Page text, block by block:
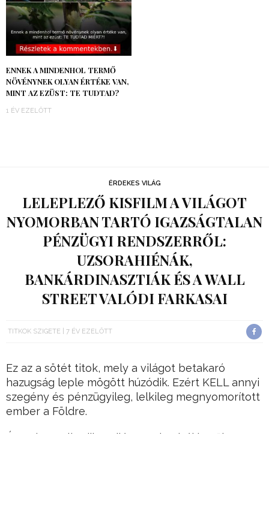
ENNEK A MINDENHOL TERMŐ
NÖVÉNYNEK OLYAN ÉRTÉKE VAN,
MINT AZ EZÜST: TE TUDTAD?
1 ÉV EZELŐTT
ÉRDEKES VILÁG
LELEPLEZŐ KISFILM A VILÁGOT
NYOMORBAN TARTÓ IGAZSÁGTALAN
PÉNZÜGYI RENDSZERRŐL:
UZSORAHIÉNÁK,
BANKÁRDINASZTIÁK ÉS A WALL
STREET VALÓDI FARKASAI
TITKOK SZIGETE 7 ÉV EZELŐTT
Ez az a sötét titok, mely a világot betakaró
hazugság leple mögött húzódik. Ezért KELL annyi
szegény és pénzügyileg, lelkileg megnyomorított
ember a Földre.
És ezért uralkodik a világot privatizáló szűk 4% a